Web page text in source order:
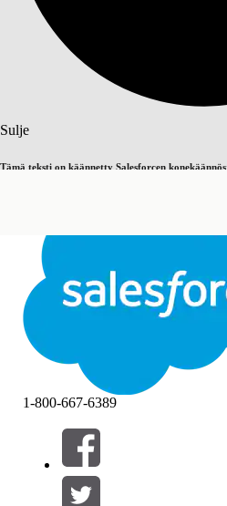
Sulje
Tämä teksti on käännetty Salesforcen
Sulje
Suodattimet (0)
VALITSE SUODATTIMET
1-800-667-6389